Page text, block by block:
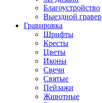
Благоустройство
Выездной гравер
Гравировка
Шрифты
Кресты
Цветы
Иконы
Свечи
Святые
Пейзажи
Животные